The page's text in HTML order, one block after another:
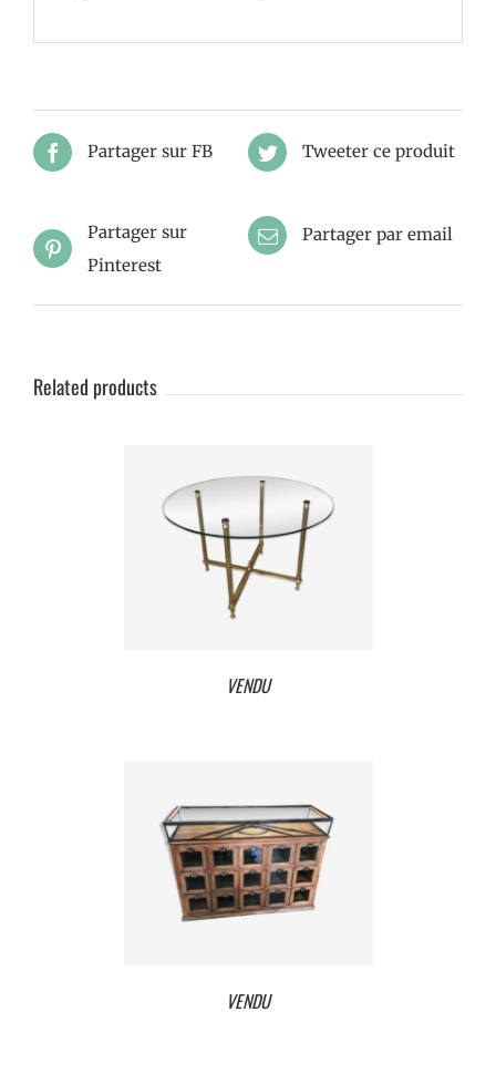
Partager sur FB Tweeter ce produit
Partager sur
Pinterest
Partager par email
Related products
VENDU
VENDU